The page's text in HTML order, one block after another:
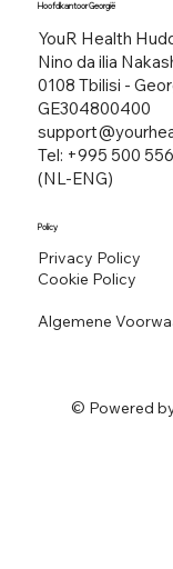
Hoofdkantoor Georgië
YouR Health
Nino da ilia
0108 Tbilisi -
GE304800400
Tel: +995 500
(NL-ENG)
Policy
Privacy Policy
Cookie Policy
Algemene
© Powered